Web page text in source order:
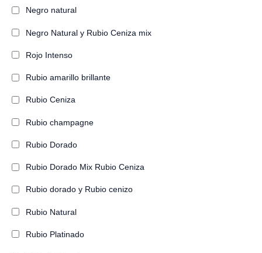
Negro natural
Negro Natural y Rubio Ceniza mix
Rojo Intenso
Rubio amarillo brillante
Rubio Ceniza
Rubio champagne
Rubio Dorado
Rubio Dorado Mix Rubio Ceniza
Rubio dorado y Rubio cenizo
Rubio Natural
Rubio Platinado